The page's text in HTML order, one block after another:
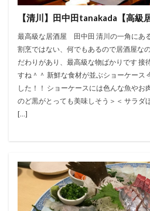
【清川】田中田tanakada【高級
最高級な居酒屋 田中田 清川の一角にあ
割烹ではない、何でもあるので居酒屋な
だわりがあり、最高級な物ばかりです 接
すね＾＾ 新鮮な食材が並ぶショーケース
した！！ ショーケースには色んな魚やお
のど黒がとっても美味しそう＞＜ サラダ
[…]